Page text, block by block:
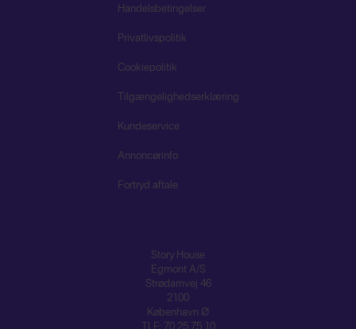
Handelsbetingelser
Privatlivspolitik
Cookiepolitik
Tilgængelighedserklæring
Kundeservice
Annoncørinfo
Fortryd aftale
Story House
Egmont A/S
Strødamvej 46
2100
København Ø